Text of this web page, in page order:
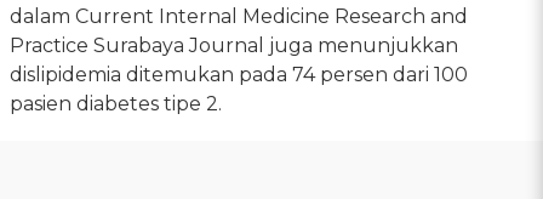
dalam Current Internal Medicine Research and
Practice Surabaya Journal juga menunjukkan
dislipidemia ditemukan pada 74 persen dari 100
pasien diabetes tipe 2.